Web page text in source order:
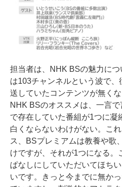
担当者は、NHK BSの魅力に
は103チャンネルという波で
送していたコンテンツが無く
NHK BSのオススメは、一言
で存在していた番組が1つに凝
白くならないわけがない。こ
ス、BSプレミアムは教養や歌
けですが、それが1つになる。
ぱなしにしていただいてほち
いです。きっと今までに無か